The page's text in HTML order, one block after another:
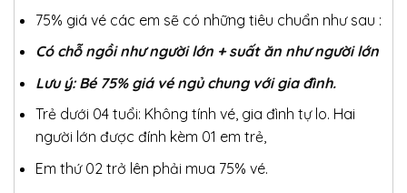
75% giá vé các em sẽ có những tiêu chuẩn như sau :
Có chỗ ngồi như người lớn + suất ăn như người lớn
Lưu ý: Bé 75% giá vé ngủ chung với gia đình.
Trẻ dưới 04 tuổi: Không tính vé, gia đình tự lo. Hai
người lớn được đính kèm 01 em trẻ,
Em thứ 02 trở lên phải mua 75% vé.